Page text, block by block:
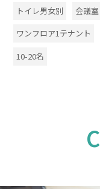
トイレ男女別
会議室
ワンフロア1テナント
10-20名